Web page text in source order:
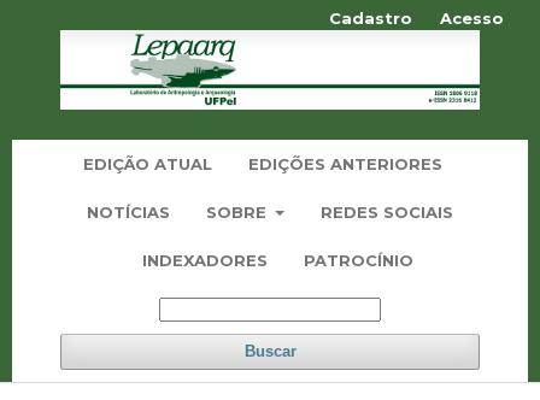
EDIÇÃO ATUAL EDIÇÕES ANTERIORES
NOTÍCIAS SOBRE REDES SOCIAIS
INDEXADORES PATROCÍNIO
Buscar
Cadastro Acesso